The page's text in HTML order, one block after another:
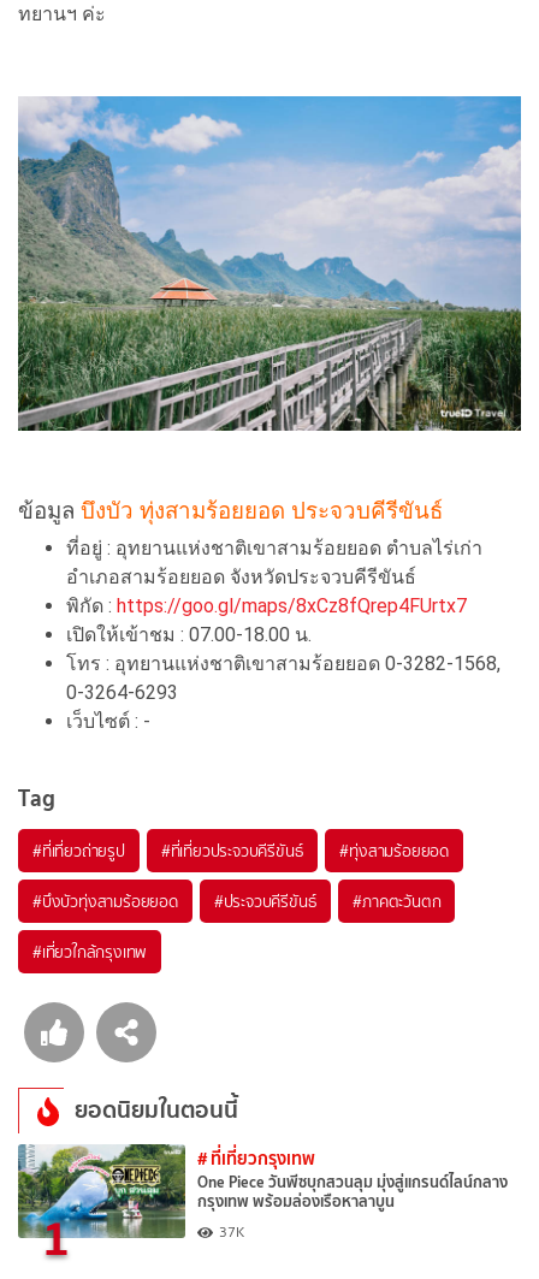
ทยานฯ ค่ะ
ข้อมูล บึงบัว ทุ่งสามร้อยยอด ประจวบคีรีขันธ์
ที่อยู่ : อุทยานแห่งชาติเขาสามร้อยยอด ตำบลไร่เก่า
อำเภอสามร้อยยอด จังหวัดประจวบคีรีขันธ์
พิกัด : https://goo.gl/maps/8xCz8fQrep4FUrtx7
เปิดให้เข้าชม : 07.00-18.00 น.
โทร : อุทยานแห่งชาติเขาสามร้อยยอด 0-3282-1568,
0-3264-6293
เว็บไซต์ : -
Tag
#ที่เที่ยวถ่ายรูป #ที่เที่ยวประจวบคีรีขันธ์ #ทุ่งสามร้อยยอด
#บึงบัวทุ่งสามร้อยยอด #ประจวบคีรีขันธ์ #ภาคตะวันตก
#เที่ยวใกล้กรุงเทพ
ยอดนิยมในตอนนี้
1
# ที่เที่ยวกรุงเทพ
One Piece วันพีซบุกสวนลุม มุ่งสู่แกรนด์ไลน์กลาง
กรุงเทพ พร้อมล่องเรือหาลาบูน
37K